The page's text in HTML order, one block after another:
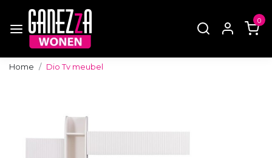
0
Home Dio Tv meubel